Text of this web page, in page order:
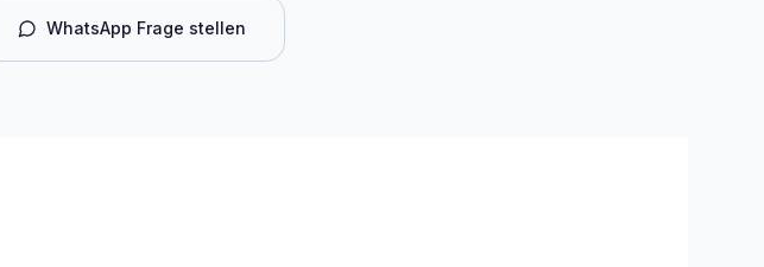
WhatsApp Frage stellen